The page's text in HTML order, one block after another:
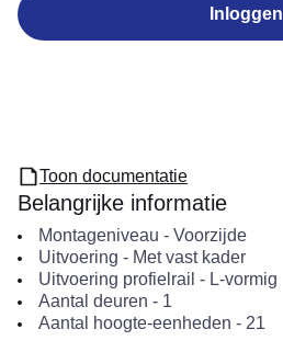
Inloggen
Toon documentatie
Belangrijke informatie
Montageniveau - Voorzijde
Uitvoering - Met vast kader
Uitvoering profielrail - L-vormig
Aantal deuren - 1
Aantal hoogte-eenheden - 21